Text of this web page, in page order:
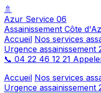
🚿
Azur Service 06
Assainissement Côte
Accueil Nos services
Urgence assainissement
📞 04 22 46 12 21
Accueil Nos services
Urgence assainissement